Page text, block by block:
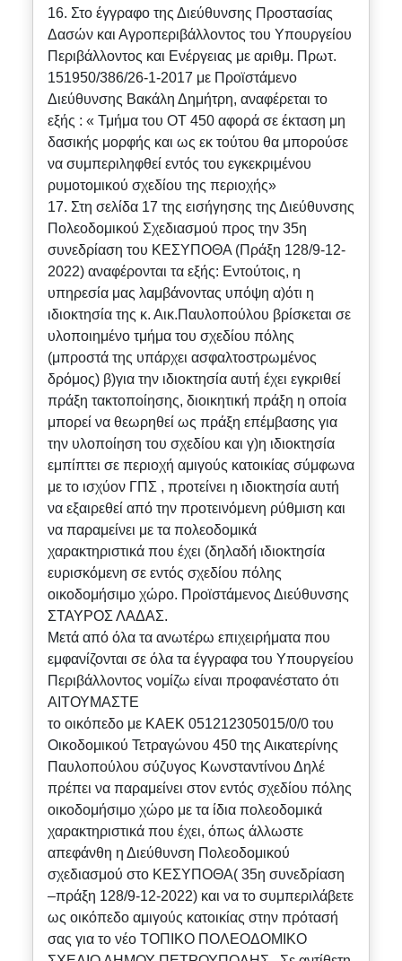
16. Στο έγγραφο της Διεύθυνσης Προστασίας
Δασών και Αγροπεριβάλλοντος του Υπουργείου
Περιβάλλοντος και Ενέργειας με αριθμ. Πρωτ.
151950/386/26-1-2017 με Προϊστάμενο
Διεύθυνσης Βακάλη Δημήτρη, αναφέρεται το
εξής : « Τμήμα του ΟΤ 450 αφορά σε έκταση μη
δασικής μορφής και ως εκ τούτου θα μπορούσε
να συμπεριληφθεί εντός του εγκεκριμένου
ρυμοτομικού σχεδίου της περιοχής»
17. Στη σελίδα 17 της εισήγησης της Διεύθυνσης
Πολεοδομικού Σχεδιασμού προς την 35η
συνεδρίαση του ΚΕΣΥΠΟΘΑ (Πράξη 128/9-12-
2022) αναφέρονται τα εξής: Εντούτοις, η
υπηρεσία μας λαμβάνοντας υπόψη α)ότι η
ιδιοκτησία της κ. Αικ.Παυλοπούλου βρίσκεται σε
υλοποιημένο τμήμα του σχεδίου πόλης
(μπροστά της υπάρχει ασφαλτοστρωμένος
δρόμος) β)για την ιδιοκτησία αυτή έχει εγκριθεί
πράξη τακτοποίησης, διοικητική πράξη η οποία
μπορεί να θεωρηθεί ως πράξη επέμβασης για
την υλοποίηση του σχεδίου και γ)η ιδιοκτησία
εμπίπτει σε περιοχή αμιγούς κατοικίας σύμφωνα
με το ισχύον ΓΠΣ , προτείνει η ιδιοκτησία αυτή
να εξαιρεθεί από την προτεινόμενη ρύθμιση και
να παραμείνει με τα πολεοδομικά
χαρακτηριστικά που έχει (δηλαδή ιδιοκτησία
ευρισκόμενη σε εντός σχεδίου πόλης
οικοδομήσιμο χώρο. Προϊστάμενος Διεύθυνσης
ΣΤΑΥΡΟΣ ΛΑΔΑΣ.
Μετά από όλα τα ανωτέρω επιχειρήματα που
εμφανίζονται σε όλα τα έγγραφα του Υπουργείου
Περιβάλλοντος νομίζω είναι προφανέστατο ότι
ΑΙΤΟΥΜΑΣΤΕ
το οικόπεδο με ΚΑΕΚ 051212305015/0/0 του
Οικοδομικού Τετραγώνου 450 της Αικατερίνης
Παυλοπούλου σύζυγος Κωνσταντίνου Δηλέ
πρέπει να παραμείνει στον εντός σχεδίου πόλης
οικοδομήσιμο χώρο με τα ίδια πολεοδομικά
χαρακτηριστικά που έχει, όπως άλλωστε
απεφάνθη η Διεύθυνση Πολεοδομικού
σχεδιασμού στο ΚΕΣΥΠΟΘΑ( 35η συνεδρίαση
–πράξη 128/9-12-2022) και να το συμπεριλάβετε
ως οικόπεδο αμιγούς κατοικίας στην πρότασή
σας για το νέο ΤΟΠΙΚΟ ΠΟΛΕΟΔΟΜΙΚΟ